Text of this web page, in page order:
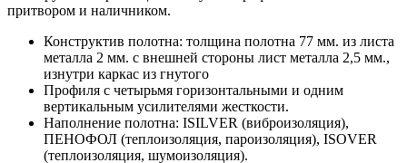
притвором и наличником.
Конструктив полотна: толщина полотна 77 мм. из листа
металла 2 мм. с внешней стороны лист металла 2,5 мм.,
изнутри каркас из гнутого
Профиля с четырьмя горизонтальными и одним
вертикальным усилителями жесткости.
Наполнение полотна: ISILVER (виброизоляция),
ПЕНОФОЛ (теплоизоляция, пароизоляция), ISOVER
(теплоизоляция, шумоизоляция).